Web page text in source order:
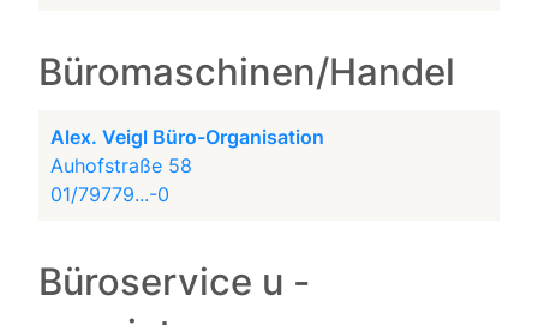
Büromaschinen/Handel
Alex. Veigl Büro-Organisation
Auhofstraße 58
01/79779...-0
Büroservice u -